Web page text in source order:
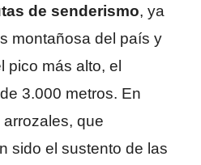
de senderismo, ya
montañosa del país y
pico más alto, el
3.000 metros. En
que
sido el sustento de las